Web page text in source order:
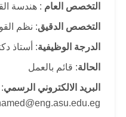
التخصص العام : هندسة
التخصص الدقيق: نظم
الدرجة الوظيفية: أستاذ
الحالة: قائم بالعمل
البريد الالكتروني الرسمي: